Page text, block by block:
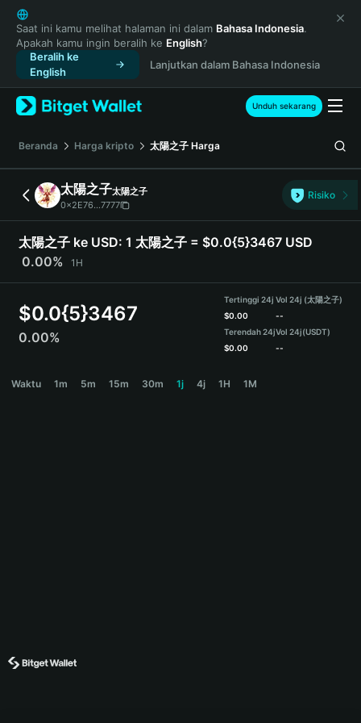
English
日本語
Tiếng Việt
Русский
Español (Latinoamérica)
Türkçe
Français
Deutsch
简体中文
繁體中文
Português (Portugal)
Bahasa Indonesia
ภาษาไทย
हिन्दी
Español
Português (Brasil)
Saat ini kamu melihat halaman ini dalam Bahasa Indonesia.
Apakah kamu ingin beralih ke English?
Beralih ke
English
Lanjutkan dalam Bahasa Indonesia
Unduh sekarang
Beranda Harga kripto 太陽之子 Harga
太陽之子太陽之子
0x2E76...7777
Risiko
太陽之子 ke USD: 1 太陽之子 = $0.0{5}3467 USD
0.00%
1H
$0.0{5}3467
0.00%
Tertinggi 24j
$0.00
Terendah 24j
$0.00
Vol 24j (太陽之子)
--
Vol 24j(USDT)
--
Waktu 1m 5m 15m 30m 1j 4j 1H 1M